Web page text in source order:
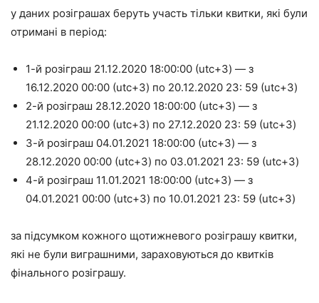
у даних розіграшах беруть участь тільки квитки, які були
отримані в період:
1-й розіграш 21.12.2020 18:00:00 (utc+3) — з
16.12.2020 00:00 (utc+3) по 20.12.2020 23: 59 (utc+3)
2-й розіграш 28.12.2020 18:00:00 (utc+3) — з
21.12.2020 00:00 (utc+3) по 27.12.2020 23: 59 (utc+3)
3-й розіграш 04.01.2021 18:00:00 (utc+3) — з
28.12.2020 00:00 (utc+3) по 03.01.2021 23: 59 (utc+3)
4-й розіграш 11.01.2021 18:00:00 (utc+3) — з
04.01.2021 00:00 (utc+3) по 10.01.2021 23: 59 (utc+3)
за підсумком кожного щотижневого розіграшу квитки,
які не були виграшними, зараховуються до квитків
фінального розіграшу.